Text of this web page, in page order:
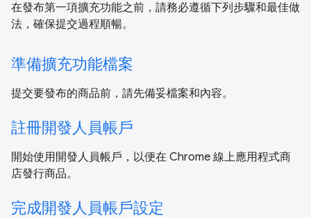
在發布第一項擴充功能之前，請務必遵循下列步驟和最佳做
法，確保提交過程順暢。
準備擴充功能檔案
提交要發布的商品前，請先備妥檔案和內容。
註冊開發人員帳戶
開始使用開發人員帳戶，以便在 Chrome 線上應用程式商
店發行商品。
完成開發人員帳戶設定